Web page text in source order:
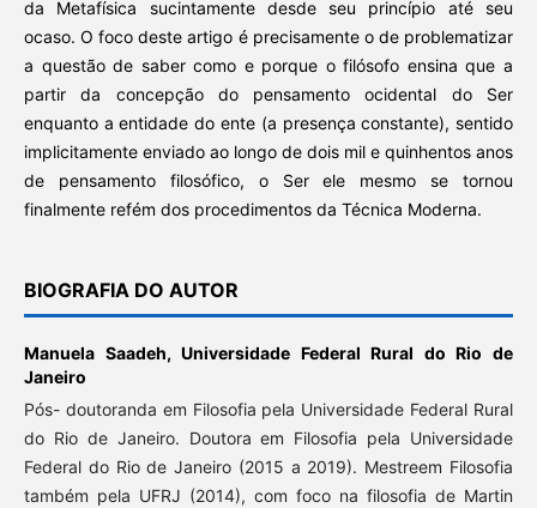
da Metafísica sucintamente desde seu princípio até seu
ocaso. O foco deste artigo é precisamente o de problematizar
a questão de saber como e porque o filósofo ensina que a
partir da concepção do pensamento ocidental do Ser
enquanto a entidade do ente (a presença constante), sentido
implicitamente enviado ao longo de dois mil e quinhentos anos
de pensamento filosófico, o Ser ele mesmo se tornou
finalmente refém dos procedimentos da Técnica Moderna.
BIOGRAFIA DO AUTOR
Manuela Saadeh,Universidade Federal Rural do Rio de
Janeiro
Pós- doutoranda em Filosofia pela Universidade Federal Rural
do Rio de Janeiro. Doutora em Filosofia pela Universidade
Federal do Rio de Janeiro (2015 a 2019). Mestreem Filosofia
também pela UFRJ (2014), com foco na filosofia de Martin